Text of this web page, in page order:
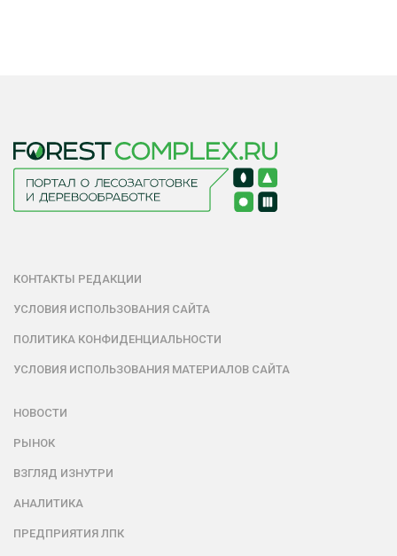
КОНТАКТЫ РЕДАКЦИИ
УСЛОВИЯ ИСПОЛЬЗОВАНИЯ САЙТА
ПОЛИТИКА КОНФИДЕНЦИАЛЬНОСТИ
УСЛОВИЯ ИСПОЛЬЗОВАНИЯ МАТЕРИАЛОВ САЙТА
НОВОСТИ
РЫНОК
ВЗГЛЯД ИЗНУТРИ
АНАЛИТИКА
ПРЕДПРИЯТИЯ ЛПК